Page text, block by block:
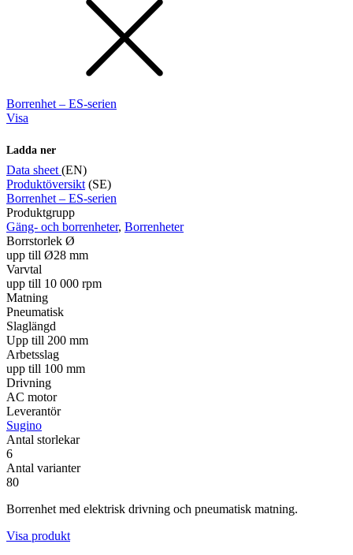
Borrenhet – ES-serien
Visa
Ladda ner
Data sheet (EN)
Produktöversikt (SE)
Borrenhet – ES-serien
Produktgrupp
Gäng- och borrenheter, Borrenheter
Borrstorlek Ø
upp till Ø28 mm
Varvtal
upp till 10 000 rpm
Matning
Pneumatisk
Slaglängd
Upp till 200 mm
Arbetsslag
upp till 100 mm
Drivning
AC motor
Leverantör
Sugino
Antal storlekar
6
Antal varianter
80
Borrenhet med elektrisk drivning och pneumatisk matning.
Visa produkt